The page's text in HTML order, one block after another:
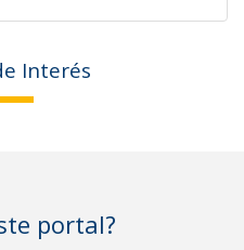
Interés
portal?